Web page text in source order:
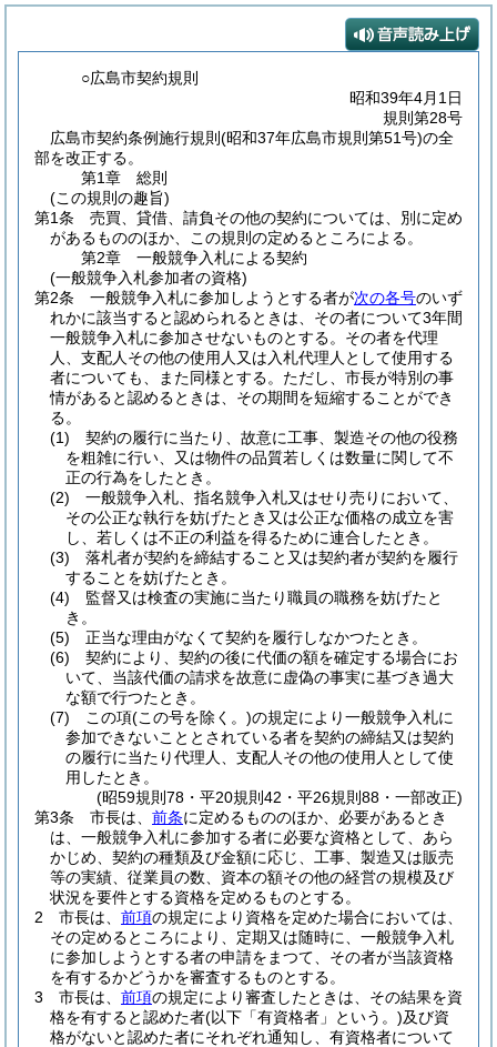
○広島市契約規則
昭和39年4月1日
規則第28号
広島市契約条例施行規則(昭和37年広島市規則第51号)の全
部を改正する。
第1章
総則
(この規則の趣旨)
第1条
売買、貸借、請負その他の契約については、別に定め
があるもののほか、この規則の定めるところによる。
第2章
一般競争入札による契約
(一般競争入札参加者の資格)
第2条
一般競争入札に参加しようとする者が次の各号のいず
れかに該当すると認められるときは、その者について3年間
一般競争入札に参加させないものとする。 その者を代理
人、支配人その他の使用人又は入札代理人として使用する
者についても、また同様とする。 ただし、市長が特別の事
情があると認めるときは、その期間を短縮することができ
る。
(1)
契約の履行に当たり、故意に工事、製造その他の役務
を粗雑に行い、又は物件の品質若しくは数量に関して不
正の行為をしたとき。
(2)
一般競争入札、指名競争入札又はせり売りにおいて、
その公正な執行を妨げたとき又は公正な価格の成立を害
し、若しくは不正の利益を得るために連合したとき。
(3)
落札者が契約を締結すること又は契約者が契約を履行
することを妨げたとき。
(4)
監督又は検査の実施に当たり職員の職務を妨げたと
き。
(5)
正当な理由がなくて契約を履行しなかつたとき。
(6)
契約により、契約の後に代価の額を確定する場合にお
いて、当該代価の請求を故意に虚偽の事実に基づき過大
な額で行つたとき。
(7)
この項(この号を除く。)の規定により一般競争入札に
参加できないこととされている者を契約の締結又は契約
の履行に当たり代理人、支配人その他の使用人として使
用したとき。
(昭59規則78・平20規則42・平26規則88・一部改正)
第3条
市長は、 前条に定めるもののほか、必要があるとき
は、一般競争入札に参加する者に必要な資格として、あら
かじめ、契約の種類及び金額に応じ、工事、製造又は販売
等の実績、従業員の数、資本の額その他の経営の規模及び
状況を要件とする資格を定めるものとする。
2
市長は、 前項の規定により資格を定めた場合においては、
その定めるところにより、定期又は随時に、一般競争入札
に参加しようとする者の申請をまつて、その者が当該資格
を有するかどうかを審査するものとする。
3
市長は、 前項の規定により審査したときは、その結果を資
格を有すると認めた者(以下「有資格者」という。)及び資
格がないと認めた者にそれぞれ通知し、有資格者について